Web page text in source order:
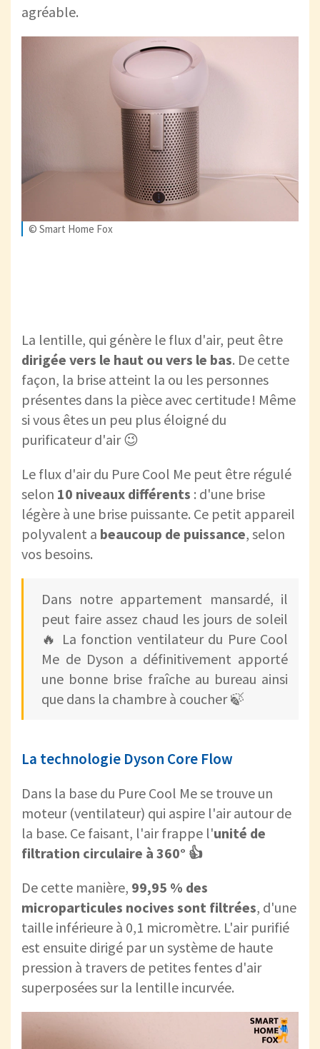
agréable.
© Smart Home Fox
La lentille, qui génère le flux d'air, peut être
dirigée vers le haut ou vers le bas. De cette
façon, la brise atteint la ou les personnes
présentes dans la pièce avec certitude ! Même
si vous êtes un peu plus éloigné du
purificateur d'air 😉
Le flux d'air du Pure Cool Me peut être régulé
selon 10 niveaux différents : d'une brise
légère à une brise puissante. Ce petit appareil
polyvalent a beaucoup de puissance, selon
vos besoins.
Dans notre appartement mansardé, il
peut faire assez chaud les jours de soleil
🔥 La fonction ventilateur du Pure Cool
Me de Dyson a définitivement apporté
une bonne brise fraîche au bureau ainsi
que dans la chambre à coucher 🍃
La technologie Dyson Core Flow
Dans la base du Pure Cool Me se trouve un
moteur (ventilateur) qui aspire l'air autour de
la base. Ce faisant, l'air frappe l'unité de
filtration circulaire à 360° 👍
De cette manière, 99,95 % des
microparticules nocives sont filtrées, d'une
taille inférieure à 0,1 micromètre. L'air purifié
est ensuite dirigé par un système de haute
pression à travers de petites fentes d'air
superposées sur la lentille incurvée.